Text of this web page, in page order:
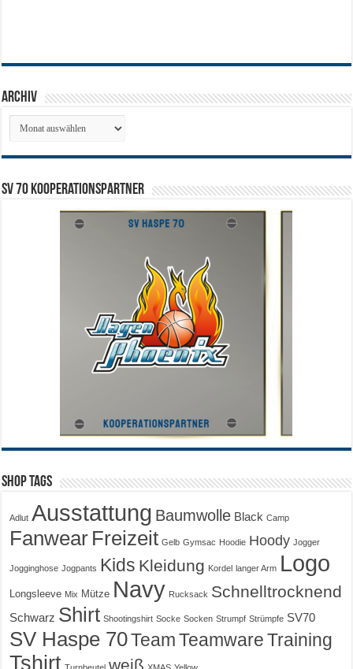
Archiv
Archiv
SV 70 Kooperationspartner
Shop Tags
Adlut Ausstattung Baumwolle Black Camp
Fanwear Freizeit Gelb Gymsac Hoodie Hoody Jogger
Jogginghose Jogpants Kids Kleidung Kordel langer Arm Logo
Longsleeve Mix Mütze Navy Rucksack Schnelltrocknend
Schwarz Shirt Shootingshirt Socke Socken Strumpf Strümpfe SV70
SV Haspe 70Team Teamware Training
Tshirt Turnbeutel weiß XMAS Yellow